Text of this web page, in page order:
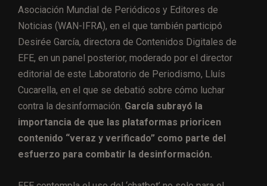
Asociación Mundial de Periódicos y Editores de
Noticias (WAN-IFRA), en el que también participó
Desirée García, directora de Contenidos Digitales de
EFE, en un panel posterior, moderado por el director
editorial de este Laboratorio de Periodismo, Lluís
Cucarella, en el que se debatió sobre cómo luchar
contra la desinformación. García subrayó la
importancia de que las plataformas prioricen
contenido “veraz y verificado” como parte del
esfuerzo para combatir la desinformación.